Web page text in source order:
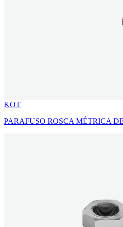
KOT
PARAFUSO ROSCA MÉTRICA